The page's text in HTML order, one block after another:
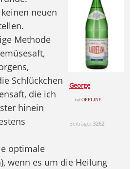
George
... ist OFFLINE
Beiträge: 3262
neuen
Methode
Schlückchen
die ich
hinein
optimale
wenn es um die Heilung